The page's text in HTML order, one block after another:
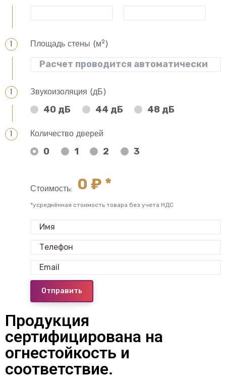
Площадь стены (м2)
Звукоизоляция (дБ)
40 дБ 44 дБ 48 дБ
Количество дверей
0 1 2 3
Стоимость: 0 ₽ *
*усреднённая стоимость товара без учета НДС
Отправить
Продукция
сертифицирована на
огнестойкость и
соответствие.